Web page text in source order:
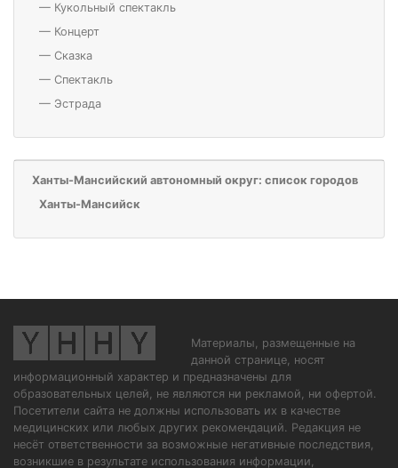
— Кукольный спектакль
— Концерт
— Сказка
— Спектакль
— Эстрада
Ханты-Мансийский автономный округ: список городов
Ханты-Мансийск
Материалы, размещенные на
данной странице, носят
информационный характер и предназначены для
образовательных целей, не являются ни рекламой, ни офертой.
Посетители сайта не должны использовать их в качестве
медицинских или любых других рекомендаций. Редакция не
несёт ответственности за возможные негативные последствия,
возникшие в результате использования информации,